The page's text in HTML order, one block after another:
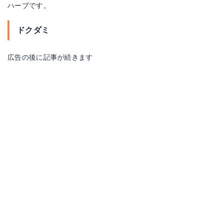
ハーブです。
ドクダミ
広告の後に記事が続きます